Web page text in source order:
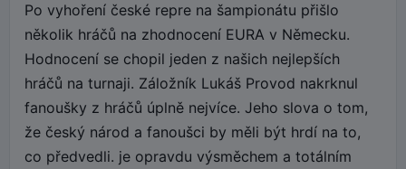
Po vyhoření české repre na šampionátu přišlo
několik hráčů na zhodnocení EURA v Německu.
Hodnocení se chopil jeden z našich nejlepších
hráčů na turnaji. Záložník Lukáš Provod nakrknul
fanoušky z hráčů úplně nejvíce. Jeho slova o tom,
že český národ a fanoušci by měli být hrdí na to,
co předvedli. je opravdu výsměchem a totálním